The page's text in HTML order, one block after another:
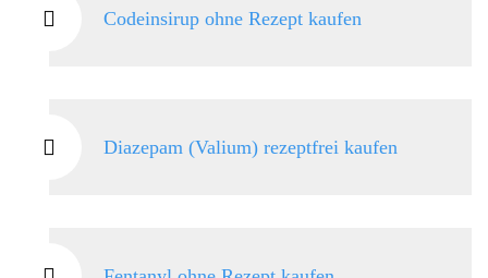
Codeinsirup ohne Rezept kaufen
Diazepam (Valium) rezeptfrei kaufen